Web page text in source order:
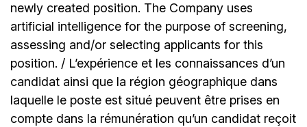
newly created position. The Company uses
artificial intelligence for the purpose of screening,
assessing and/or selecting applicants for this
position. / L’expérience et les connaissances d’un
candidat ainsi que la région géographique dans
laquelle le poste est situé peuvent être prises en
compte dans la rémunération qu’un candidat reçoit